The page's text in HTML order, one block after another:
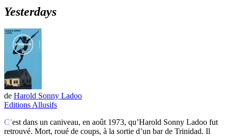
Yesterdays
de Harold Sonny Ladoo
Editions Allusifs
C’est dans un caniveau, en août 1973, qu’Harold Sonny Ladoo fut
retrouvé. Mort, roué de coups, à la sortie d’un bar de Trinidad. Il